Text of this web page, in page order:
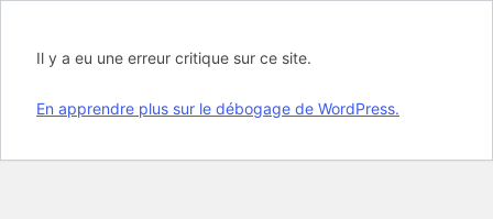
Il y a eu une erreur critique sur ce site.
En apprendre plus sur le débogage de WordPress.